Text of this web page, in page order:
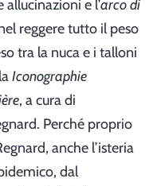
e l’arco di
reggere tutto il peso
tra la nuca e i talloni
Iconographie
, a cura di
Perché proprio
anche l’isteria
dal